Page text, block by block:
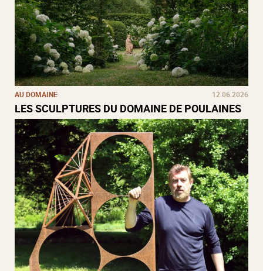
AU DOMAINE 12.06.2026
LES SCULPTURES DU DOMAINE DE POULAINES